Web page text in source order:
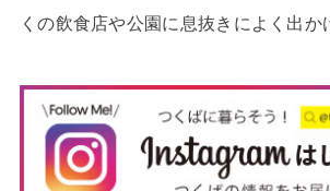
くの飲食店や公園に息抜きによく出か